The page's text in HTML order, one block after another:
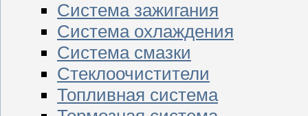
Система зажигания
Система охлаждения
Система смазки
Стеклоочистители
Топливная система